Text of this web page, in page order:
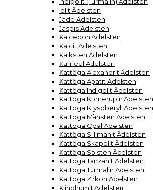
Iolit Ädelsten
Jade Ädelsten
Jaspis Ädelsten
Kalcedon Ädelsten
Kalcit Ädelsten
Kalksten Ädelsten
Karneol Ädelsten
Kattöga Alexandrit Ädelsten
Kattöga Apatit Ädelsten
Kattöga Indigolit Ädelsten
Kattöga Kornerupin Ädelsten
Kattöga Krysoberyll Ädelsten
Kattöga Månsten Ädelsten
Kattöga Opal Ädelsten
Kattöga Sillimanit Ädelsten
Kattöga Skapolit Ädelsten
Kattöga Solsten Ädelsten
Kattöga Tanzanit Ädelsten
Kattöga Turmalin Ädelsten
Kattöga Zirkon Ädelsten
Klinohumit Ädelsten